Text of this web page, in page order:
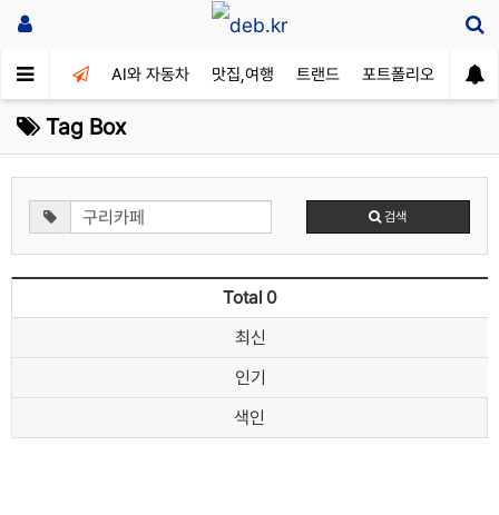
AI와 자동차 맛집,여행 트랜드 포트폴리오
Tag Box
검색
Total 0
최신
인기
색인